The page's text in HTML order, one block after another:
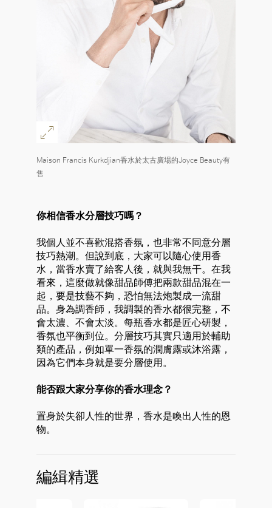
Maison Francis Kurkdjian香水於太古廣場的Joyce Beauty有
售
你相信香水分層技巧嗎？
我個人並不喜歡混搭香氛，也非常不同意分層
技巧熱潮。但說到底，大家可以隨心使用香
水，當香水賣了給客人後，就與我無干。在我
看來，這麼做就像甜品師傅把兩款甜品混在一
起，要是技藝不夠，恐怕無法炮製成一流甜
品。身為調香師，我調製的香水都很完整，不
會太濃、不會太淡。每瓶香水都是匠心研製，
香氛也平衡到位。分層技巧其實只適用於輔助
類的產品，例如單一香氛的潤膚露或沐浴露，
因為它們本身就是要分層使用。
能否跟大家分享你的香水理念？
置身於失卻人性的世界，香水是喚出人性的恩
物。
編緝精選